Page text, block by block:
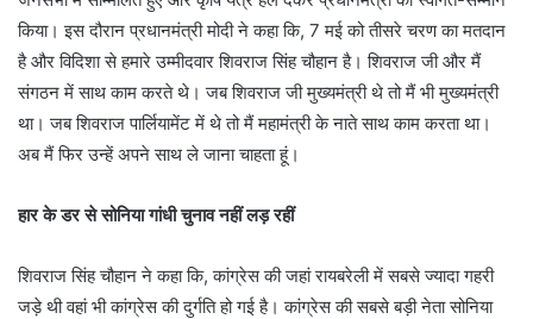
किया। इस दौरान प्रधानमंत्री मोदी ने कहा कि, 7 मई को तीसरे चरण का मतदान
है और विदिशा से हमारे उम्मीदवार शिवराज सिंह चौहान है। शिवराज जी और मैं
संगठन में साथ काम करते थे। जब शिवराज जी मुख्यमंत्री थे तो मैं भी मुख्यमंत्री
था। जब शिवराज पार्लियामेंट में थे तो मैं महामंत्री के नाते साथ काम करता था।
अब मैं फिर उन्हें अपने साथ ले जाना चाहता हूं।
हार के डर से सोनिया गांधी चुनाव नहीं लड़ रहीं
शिवराज सिंह चौहान ने कहा कि, कांग्रेस की जहां रायबरेली में सबसे ज्यादा गहरी
जड़े थी वहां भी कांग्रेस की दुर्गति हो गई है। कांग्रेस की सबसे बड़ी नेता सोनिया